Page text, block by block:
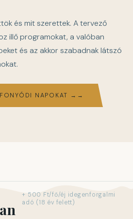
és mit szerettek. A tervező
illő programokat, a valóban
és az akkor szabadnak látszó
NAPOKAT →
+ 500 Ft/fő/éj idegenforgalmi
adó (18 év felett)